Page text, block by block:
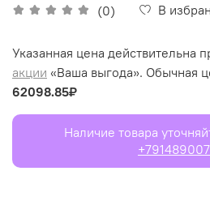
(0) В
Указанная цена действительна
акции «Ваша выгода». Обычная
62098.85₽
Наличие товара